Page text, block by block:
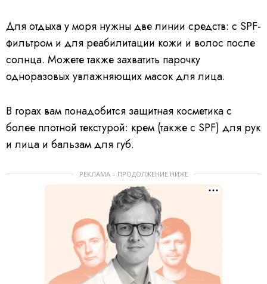
Для отдыха у моря нужны две линии средств: с SPF-
фильтром и для реабилитации кожи и волос после
солнца. Можете также захватить парочку
одноразовых увлажняющих масок для лица.
В горах вам понадобится защитная косметика с
более плотной текстурой: крем (также с SPF) для рук
и лица и бальзам для губ.
РЕКЛАМА – ПРОДОЛЖЕНИЕ НИЖЕ